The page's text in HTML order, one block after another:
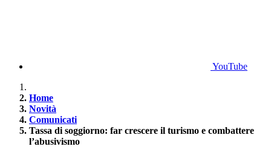
YouTube
Home
Novità
Comunicati
Tassa di soggiorno: far crescere il turismo e combattere
l’abusivismo